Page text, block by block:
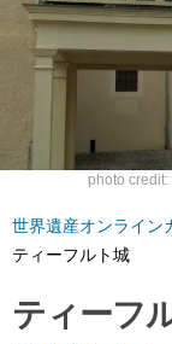
photo credit:
世界遺産オンライン
ティーフルト城
ティーフ